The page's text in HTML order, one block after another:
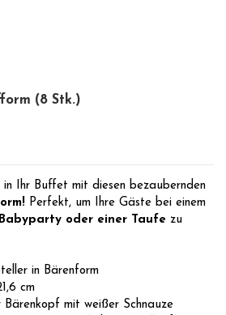
(8 Stk.)
Ihr Buffet mit diesen bezaubernden
Perfekt, um Ihre Gäste bei einem
oder einer Taufe zu
in Bärenform
cm
Bärenkopf mit weißer Schnauze